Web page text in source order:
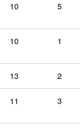
10 5
10 1
13 2
11 3